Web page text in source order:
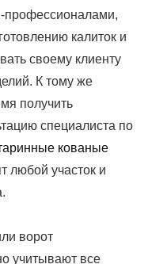
профессионалами,
калиток и
своему клиенту
К тому же
получить
специалиста по
кованые
любой участок и
ворот
учитывают все